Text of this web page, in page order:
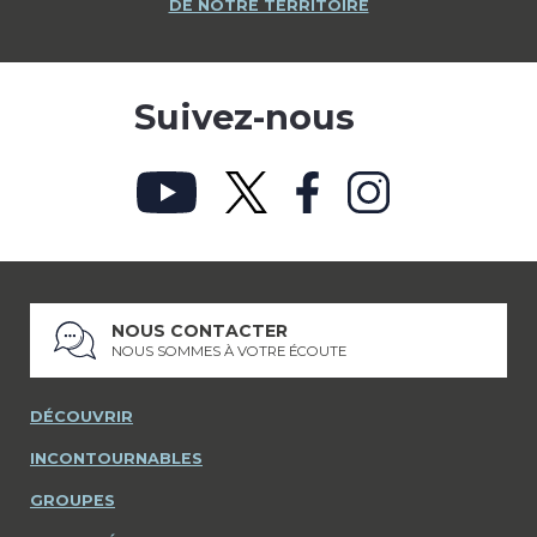
DE NOTRE TERRITOIRE
Suivez-nous
NOUS CONTACTER
NOUS SOMMES À VOTRE ÉCOUTE
DÉCOUVRIR
INCONTOURNABLES
GROUPES